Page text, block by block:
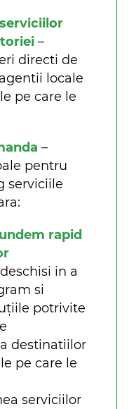
–
directi de
locale
pe care le
–
pentru
serviciile
rapid
in a
si
potrivite
destinatiilor
pe care le
serviciilor